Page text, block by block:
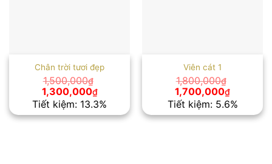
Chân trời tươi đẹp
1,500,000₫
Giá
gốc
là:
1,500,000₫.
1,300,000₫Giá
hiện
tại
là:
Tiết kiệm: 13.3%
Viên cát 1
1,800,000₫
Giá
gốc
là:
1,800,000₫.
1,700,000₫Giá
hiện
tại
là:
Tiết kiệm: 5.6%